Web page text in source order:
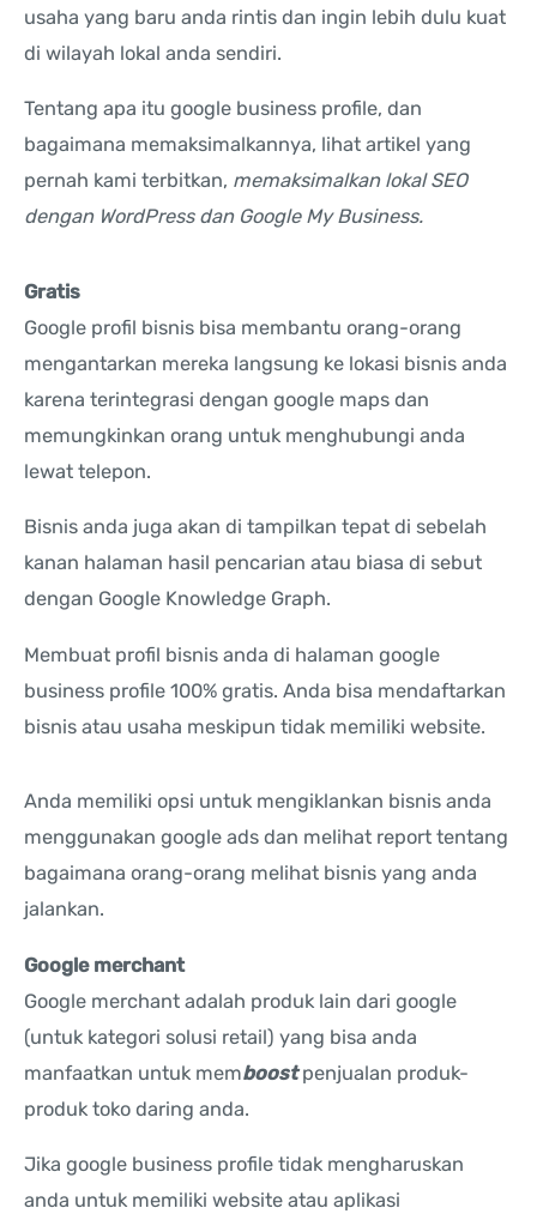
usaha yang baru anda rintis dan ingin lebih dulu kuat
di wilayah lokal anda sendiri.
Tentang apa itu google business profile, dan
bagaimana memaksimalkannya, lihat artikel yang
pernah kami terbitkan, memaksimalkan lokal SEO
dengan WordPress dan Google My Business.
Gratis
Google profil bisnis bisa membantu orang-orang
mengantarkan mereka langsung ke lokasi bisnis anda
karena terintegrasi dengan google maps dan
memungkinkan orang untuk menghubungi anda
lewat telepon.
Bisnis anda juga akan di tampilkan tepat di sebelah
kanan halaman hasil pencarian atau biasa di sebut
dengan Google Knowledge Graph.
Membuat profil bisnis anda di halaman google
business profile 100% gratis. Anda bisa mendaftarkan
bisnis atau usaha meskipun tidak memiliki website.
Anda memiliki opsi untuk mengiklankan bisnis anda
menggunakan google ads dan melihat report tentang
bagaimana orang-orang melihat bisnis yang anda
jalankan.
Google merchant
Google merchant adalah produk lain dari google
(untuk kategori solusi retail) yang bisa anda
manfaatkan untuk memboostpenjualan produk-
produk toko daring anda.
Jika google business profile tidak mengharuskan
anda untuk memiliki website atau aplikasi